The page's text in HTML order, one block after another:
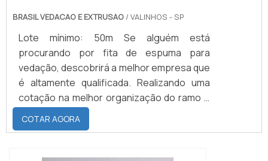
BRASIL VEDACAO E EXTRUSAO / VALINHOS - SP
Lote mínimo: 50m Se alguém está
procurando por fita de espuma para
vedação, descobrirá a melhor empresa que
é altamente qualificada. Realizando uma
cotação na melhor organização do ramo e
descobrindo a maior referência de
qualidade da área de atuação.MAIS SOBRE
precisa de fita de espuma para vedação
COTAR AGORA